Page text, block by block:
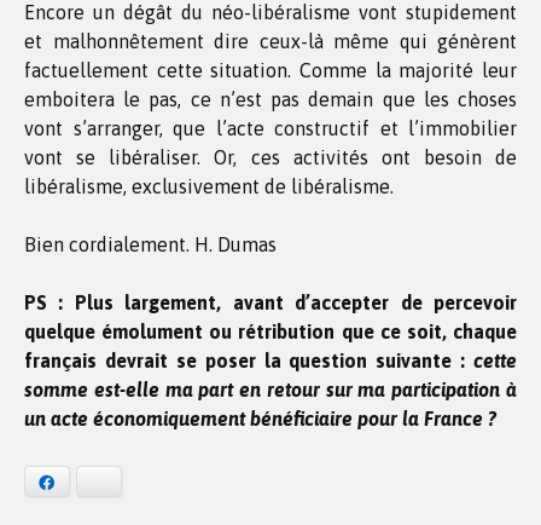
Encore un dégât du néo-libéralisme vont stupidement
et malhonnêtement dire ceux-là même qui génèrent
factuellement cette situation. Comme la majorité leur
emboitera le pas, ce n’est pas demain que les choses
vont s’arranger, que l’acte constructif et l’immobilier
vont se libéraliser. Or, ces activités ont besoin de
libéralisme, exclusivement de libéralisme.
Bien cordialement. H. Dumas
PS : Plus largement, avant d’accepter de percevoir
quelque émolument ou rétribution que ce soit, chaque
français devrait se poser la question suivante : cette
somme est-elle ma part en retour sur ma participation à
un acte économiquement bénéficiaire pour la France ?